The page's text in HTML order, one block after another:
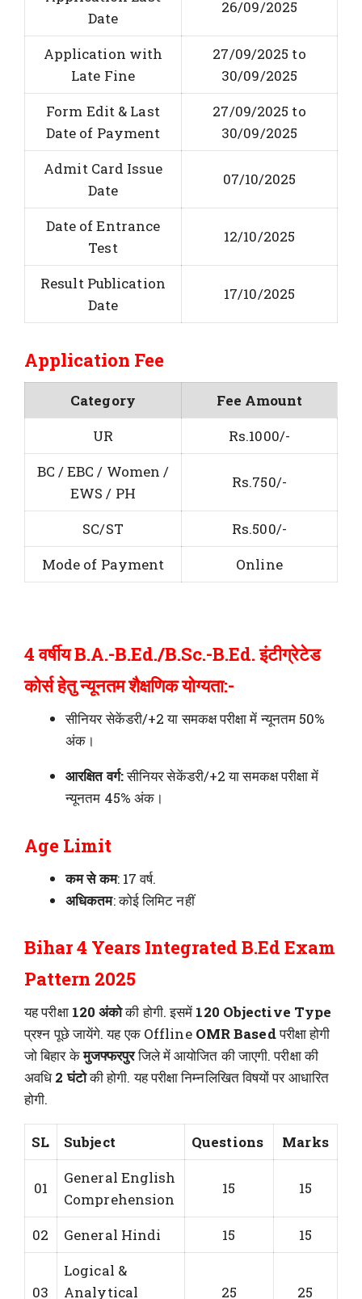
Date
26/09/2025
Application with
Late Fine
27/09/2025 to
30/09/2025
Form Edit & Last
Date of Payment
27/09/2025 to
30/09/2025
Admit Card Issue
Date
07/10/2025
Date of Entrance
Test
12/10/2025
Result Publication
Date
17/10/2025
Application Fee
Category
Fee Amount
UR
Rs.1000/-
BC / EBC / Women /
EWS / PH
Rs.750/-
SC/ST
Rs.500/-
Mode of Payment
Online
4 वर्षीय B.A.-B.Ed./B.Sc.-B.Ed. इंटीग्रेटेड
कोर्स हेतु न्यूनतम शैक्षणिक योग्यता:-
सीनियर सेकेंडरी/+2 या समकक्ष परीक्षा में न्यूनतम 50%
अंक।
आरक्षित वर्ग:सीनियर सेकेंडरी/+2 या समकक्ष परीक्षा में
न्यूनतम 45% अंक।
Age Limit
कम से कम: 17 वर्ष.
अधिकतम: कोई लिमिट नहीं
Bihar 4 Years Integrated B.Ed Exam
Pattern 2025
यह परीक्षा 120 अंकोकी होगी. इसमें 120 Objective Type
प्रश्न पूछे जायेंगे. यह एक Offline OMR Basedपरीक्षा होगी
जो बिहार केमुजफ्फरपुरजिले में आयोजित की जाएगी. परीक्षा की
अवधि2 घंटोकी होगी. यह परीक्षा निम्नलिखित विषयों पर आधारित
होगी.
SL Subject Questions Marks
01
General English
Comprehension
15 15
02 General Hindi 15 15
03
Logical &
Analytical
25 25